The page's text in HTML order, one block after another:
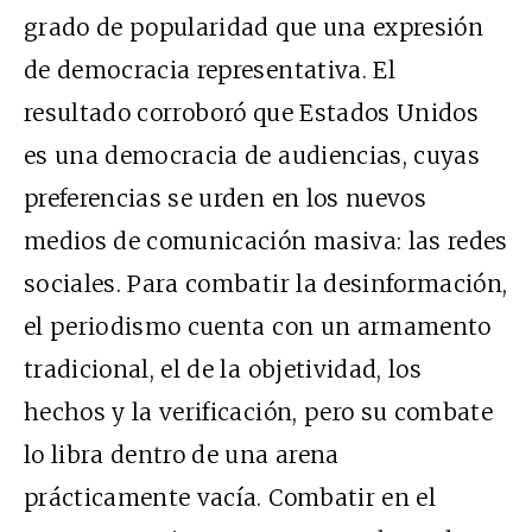
grado de popularidad que una expresión
de democracia representativa. El
resultado corroboró que Estados Unidos
es una democracia de audiencias, cuyas
preferencias se urden en los nuevos
medios de comunicación masiva: las redes
sociales. Para combatir la desinformación,
el periodismo cuenta con un armamento
tradicional, el de la objetividad, los
hechos y la verificación, pero su combate
lo libra dentro de una arena
prácticamente vacía. Combatir en el